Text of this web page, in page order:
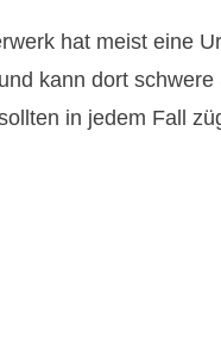
hat meist eine
kann dort
in jedem Fall